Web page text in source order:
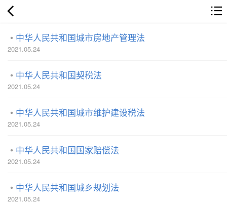
中华人民共和国城市房地产管理法
2021.05.24
中华人民共和国契税法
2021.05.24
中华人民共和国城市维护建设税法
2021.05.24
中华人民共和国国家赔偿法
2021.05.24
中华人民共和国城乡规划法
2021.05.24